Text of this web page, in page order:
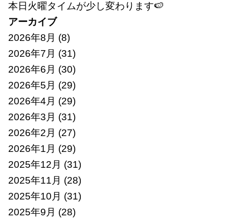
本日火曜タイムが少し変わります🍉
アーカイブ
2026年8月 (8)
2026年7月 (31)
2026年6月 (30)
2026年5月 (29)
2026年4月 (29)
2026年3月 (31)
2026年2月 (27)
2026年1月 (29)
2025年12月 (31)
2025年11月 (28)
2025年10月 (31)
2025年9月 (28)